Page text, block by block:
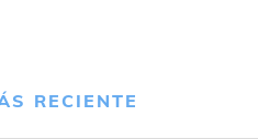
RECIENTE